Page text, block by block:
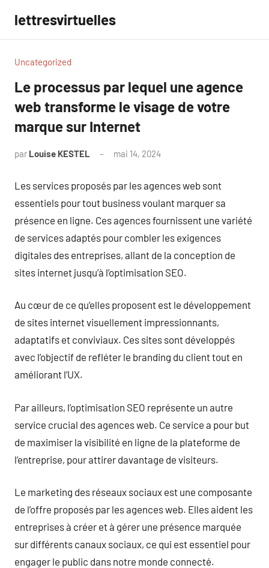
contenu
lettresvirtuelles
Uncategorized
Le processus par lequel une agence
web transforme le visage de votre
marque sur Internet
par Louise KESTEL mai 14, 2024
Les services proposés par les agences web sont
essentiels pour tout business voulant marquer sa
présence en ligne. Ces agences fournissent une variété
de services adaptés pour combler les exigences
digitales des entreprises, allant de la conception de
sites internet jusqu’à l’optimisation SEO.
Au cœur de ce qu’elles proposent est le développement
de sites internet visuellement impressionnants,
adaptatifs et conviviaux. Ces sites sont développés
avec l’objectif de refléter le branding du client tout en
améliorant l’UX.
Par ailleurs, l’optimisation SEO représente un autre
service crucial des agences web. Ce service a pour but
de maximiser la visibilité en ligne de la plateforme de
l’entreprise, pour attirer davantage de visiteurs.
Le marketing des réseaux sociaux est une composante
de l’offre proposés par les agences web. Elles aident les
entreprises à créer et à gérer une présence marquée
sur différents canaux sociaux, ce qui est essentiel pour
engager le public dans notre monde connecté.